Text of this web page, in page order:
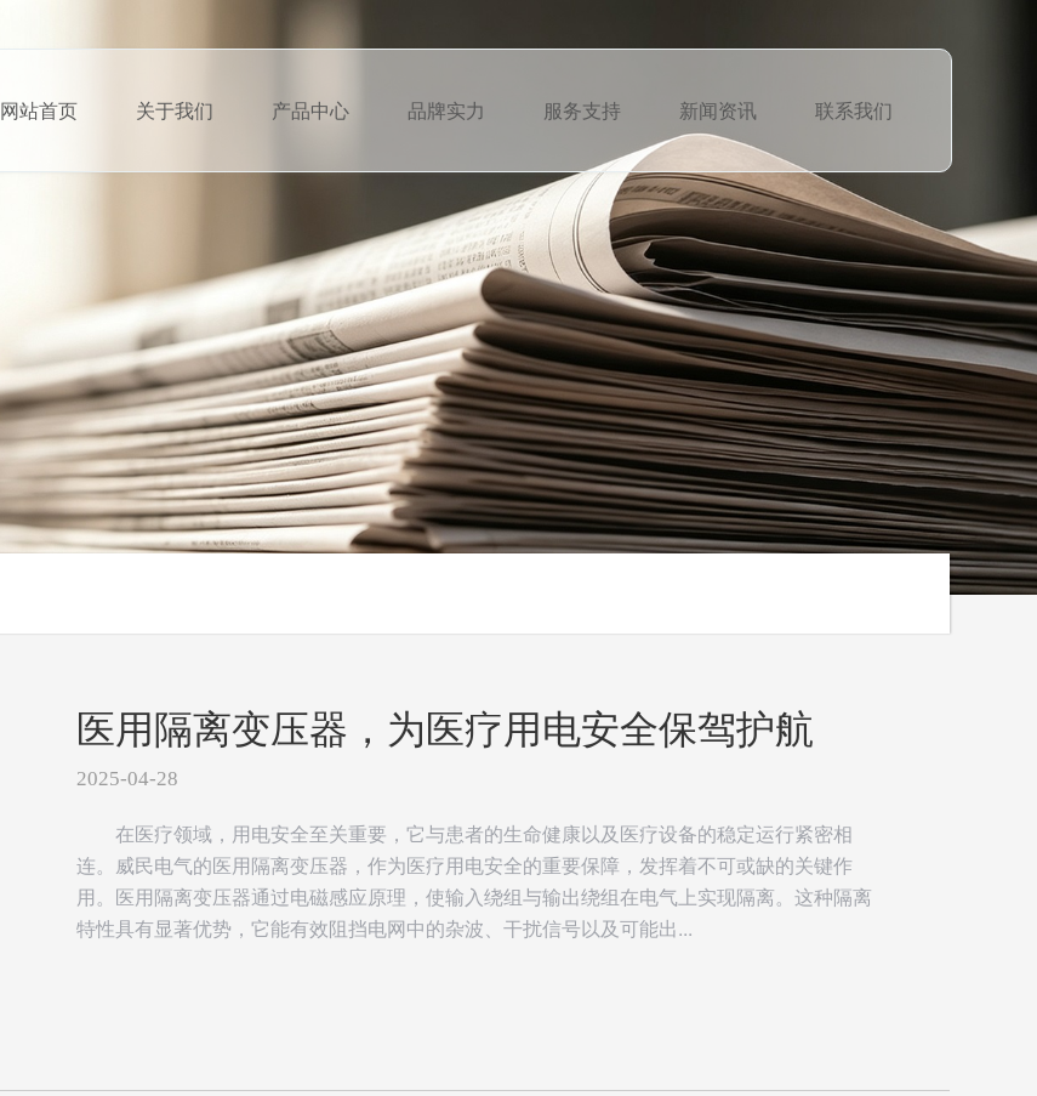
网站首页 关于我们 产品中心 品牌实力 服务支持 新闻资讯 联系我们
医用隔离变压器，为医疗用电安全保驾护航
2025-04-28
在医疗领域，用电安全至关重要，它与患者的生命健康以及医疗设备的稳定运行紧密相
连。威民电气的医用隔离变压器，作为医疗用电安全的重要保障，发挥着不可或缺的关键作
用。医用隔离变压器通过电磁感应原理，使输入绕组与输出绕组在电气上实现隔离。这种隔离
特性具有显著优势，它能有效阻挡电网中的杂波、干扰信号以及可能出...